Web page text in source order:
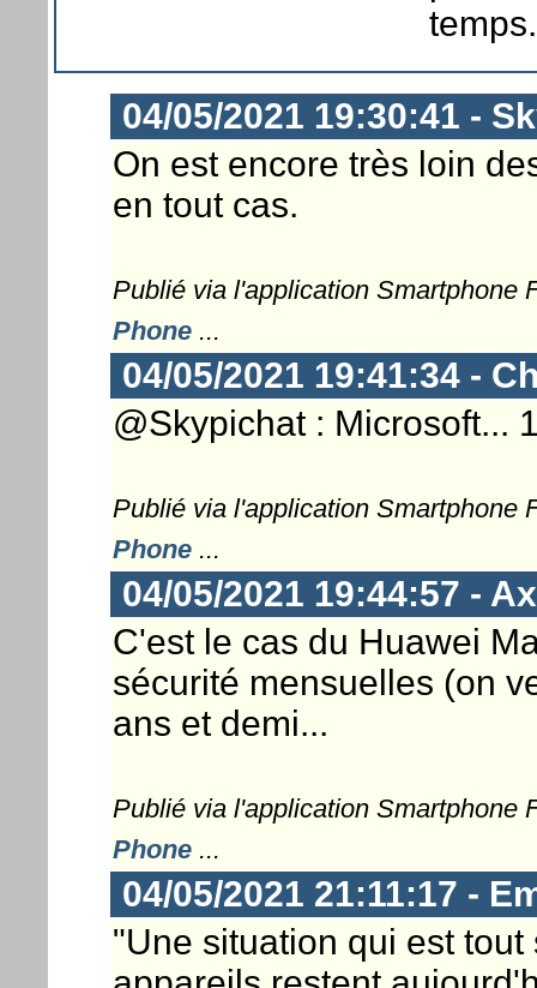
temps.
04/05/2021 19:30:41 -
On est encore très loin
en tout cas.
Publié via l'application Smartphone
Phone...
04/05/2021 19:41:34 -
@Skypichat : Microsoft...
Publié via l'application Smartphone
Phone...
04/05/2021 19:44:57 -
C'est le cas du Huawei
sécurité mensuelles (on
ans et demi...
Publié via l'application Smartphone
Phone...
04/05/2021 21:11:17 -
"Une situation qui est